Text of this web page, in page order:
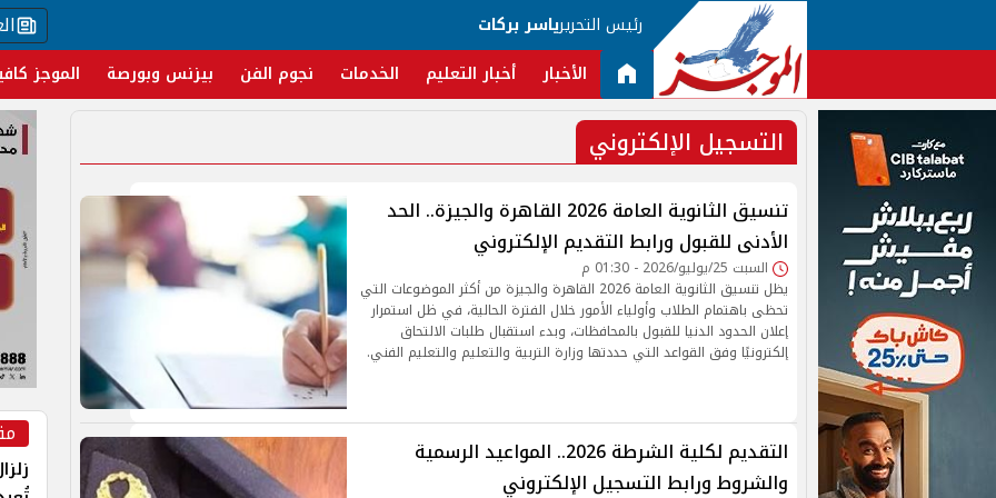
رئيس التحريرياسر بركات
الأخبار أخبار التعليم الخدمات نجوم الفن بيزنس وبورصة الموجز
التسجيل الإلكتروني
تنسيق الثانوية العامة 2026 القاهرة والجيزة.. الحد
الأدنى للقبول ورابط التقديم الإلكتروني
السبت 25/يوليو/2026 - 01:30 م
يظل تنسيق الثانوية العامة 2026 القاهرة والجيزة من أكثر الموضوعات التي
تحظى باهتمام الطلاب وأولياء الأمور خلال الفترة الحالية، في ظل استمرار
إعلان الحدود الدنيا للقبول بالمحافظات، وبدء استقبال طلبات الالتحاق
إلكترونيًا وفق القواعد التي حددتها وزارة التربية والتعليم والتعليم الفني.
التقديم لكلية الشرطة 2026.. المواعيد الرسمية
والشروط ورابط التسجيل الإلكتروني